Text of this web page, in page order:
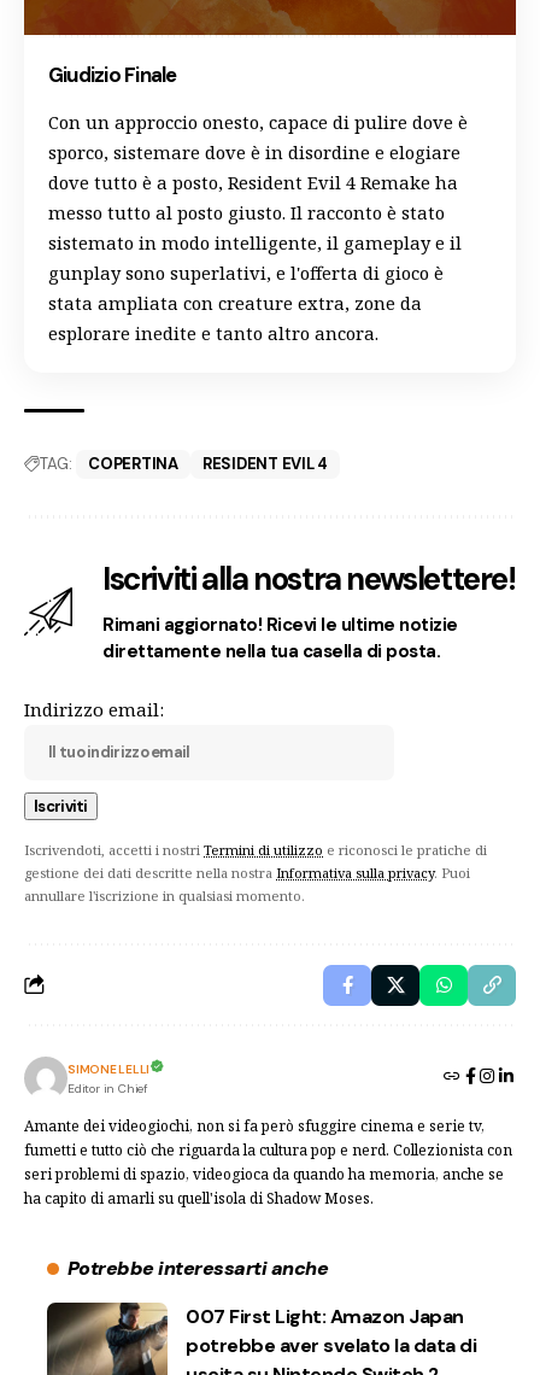
Giudizio Finale
Con un approccio onesto, capace di pulire dove è
sporco, sistemare dove è in disordine e elogiare
dove tutto è a posto, Resident Evil 4 Remake ha
messo tutto al posto giusto. Il racconto è stato
sistemato in modo intelligente, il gameplay e il
gunplay sono superlativi, e l'offerta di gioco è
stata ampliata con creature extra, zone da
esplorare inedite e tanto altro ancora.
TAG: COPERTINA RESIDENT EVIL 4
Iscriviti alla nostra newslettere!
Rimani aggiornato! Ricevi le ultime notizie
direttamente nella tua casella di posta.
Indirizzo email:
Iscrivendoti, accetti i nostri Termini di utilizzo e riconosci le pratiche di
gestione dei dati descritte nella nostra Informativa sulla privacy. Puoi
annullare l'iscrizione in qualsiasi momento.
SIMONE LELLI
Editor in Chief
Amante dei videogiochi, non si fa però sfuggire cinema e serie tv,
fumetti e tutto ciò che riguarda la cultura pop e nerd. Collezionista con
seri problemi di spazio, videogioca da quando ha memoria, anche se
ha capito di amarli su quell'isola di Shadow Moses.
Potrebbe interessarti anche
007 First Light: Amazon Japan
potrebbe aver svelato la data di